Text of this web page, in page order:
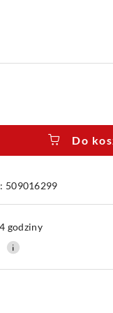
Do
509016299
godziny